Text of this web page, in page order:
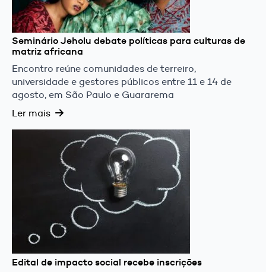
Seminário Jeholu debate políticas para culturas de
matriz africana
Encontro reúne comunidades de terreiro,
universidade e gestores públicos entre 11 e 14 de
agosto, em São Paulo e Guararema
Ler mais
Edital de impacto social recebe inscrições